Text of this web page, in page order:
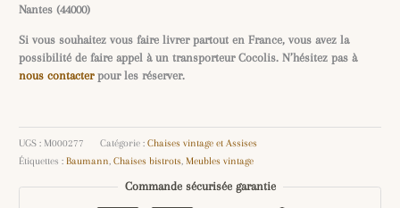
Nantes (44000)
Si vous souhaitez vous faire livrer partout en France, vous avez la
possibilité de faire appel à un transporteur Cocolis. N’hésitez pas à
nous contacterpour les réserver.
UGS : M000277 Catégorie :Chaises vintage et Assises
Étiquettes :Baumann ,Chaises bistrots ,Meubles vintage
Commande sécurisée garantie